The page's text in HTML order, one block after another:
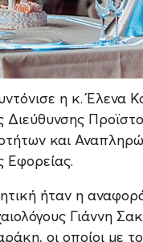
η κ. Έλενα
Διεύθυνσης
και
Εφορείας.
ήταν η
Γιάννη
οι οποίοι με